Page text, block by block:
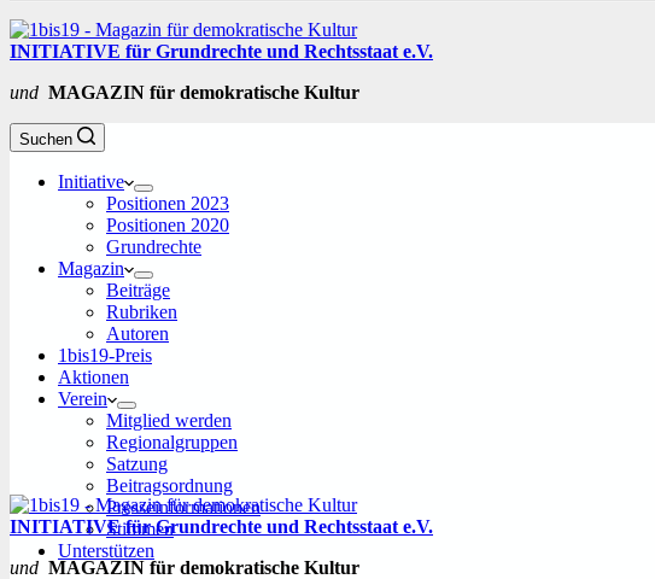
INITIATIVE für Grundrechte und Rechtsstaat e.V.
und MAGAZIN für demokratische Kultur
Suchen
Initiative
Positionen 2023
Positionen 2020
Grundrechte
Magazin
Beiträge
Rubriken
Autoren
1bis19-Preis
Aktionen
Verein
Mitglied werden
Regionalgruppen
Satzung
Beitragsordnung
Presseinformationen
Stimmen
Unterstützen
INITIATIVE für Grundrechte und Rechtsstaat e.V.
und MAGAZIN für demokratische Kultur